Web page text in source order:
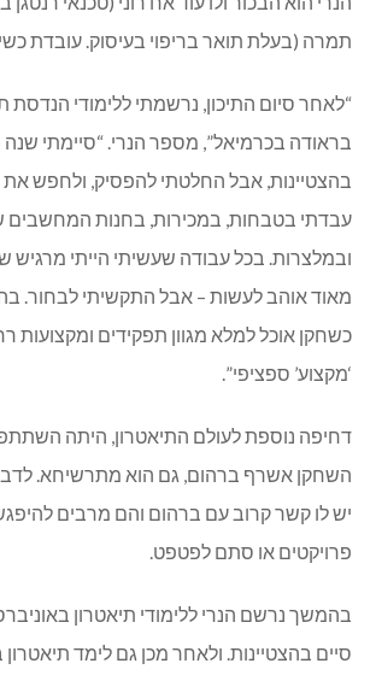
תמרה (בעלת תואר בריפוי בעיסוק. עובדת
“לאחר סיום התיכון, נרשמתי ללימודי הנדסת
בראודה בכרמיאל”, מספר הנרי. “סיימתי
בהצטיינות, אבל החלטתי להפסיק, ולחפש את
עבדתי בטבחות, במכירות, בחנות המחשבים
ובמלצרות. בכל עבודה שעשיתי הייתי מרגיש
מאוד אוהב לעשות – אבל התקשיתי לבחור.
כשחקן אוכל למלא מגוון תפקידים ומקצועות
‘מקצוע’ ספציפי”.
דחיפה נוספת לעולם התיאטרון, היתה
השחקן אשרף ברהום, גם הוא מתרשיחא.
יש לו קשר קרוב עם ברהום והם מרבים
פרויקטים או סתם לפטפט.
בהמשך נרשם הנרי ללימודי תיאטרון
סיים בהצטיינות. ולאחר מכן גם לימד תיאטרון